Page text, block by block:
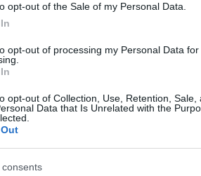
opt-out of the Sale of my Personal Data.
opt-out of processing my Personal Data for
opt-out of Collection, Use, Retention, Sale,
Data that Is Unrelated with the
πλοηγό για την επόμενη φορά που θα